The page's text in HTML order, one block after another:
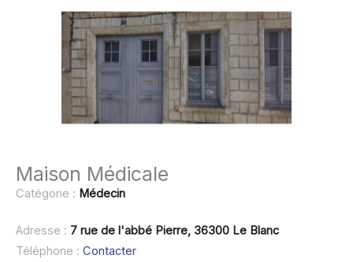
Maison Médicale
Catégorie : Médecin
Adresse : 7 rue de l'abbé Pierre, 36300 Le Blanc
Téléphone : Contacter